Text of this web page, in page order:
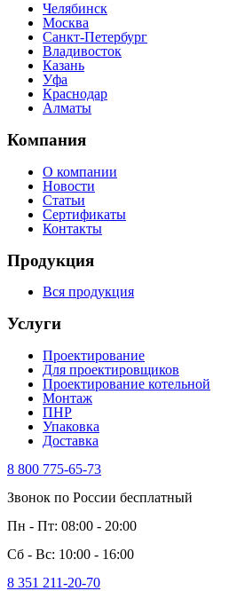
Челябинск
Москва
Санкт-Петербург
Владивосток
Казань
Уфа
Краснодар
Алматы
Компания
О компании
Новости
Статьи
Сертификаты
Контакты
Продукция
Вся продукция
Услуги
Проектирование
Для проектировщиков
Проектирование котельной
Монтаж
ПНР
Упаковка
Доставка
8 800 775-65-73
Звонок по России бесплатный
Пн - Пт: 08:00 - 20:00
Сб - Вс: 10:00 - 16:00
8 351 211-20-70